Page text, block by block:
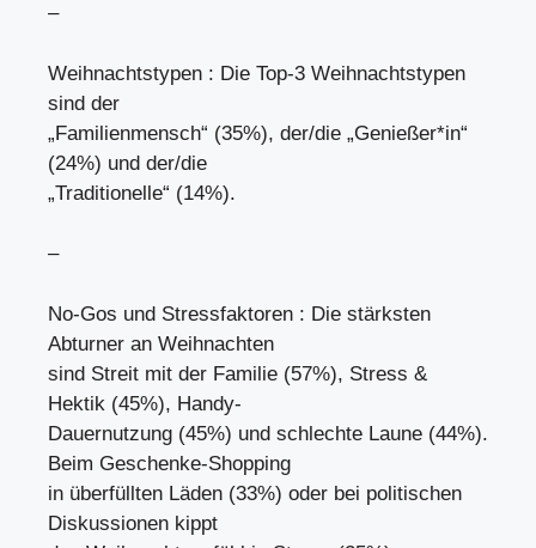
–
Weihnachtstypen : Die Top-3 Weihnachtstypen
sind der
„Familienmensch“ (35%), der/die „Genießer*in“
(24%) und der/die
„Traditionelle“ (14%).
–
No-Gos und Stressfaktoren : Die stärksten
Abturner an Weihnachten
sind Streit mit der Familie (57%), Stress &
Hektik (45%), Handy-
Dauernutzung (45%) und schlechte Laune (44%).
Beim Geschenke-Shopping
in überfüllten Läden (33%) oder bei politischen
Diskussionen kippt